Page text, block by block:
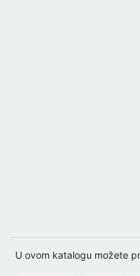
U ovom katalogu možete